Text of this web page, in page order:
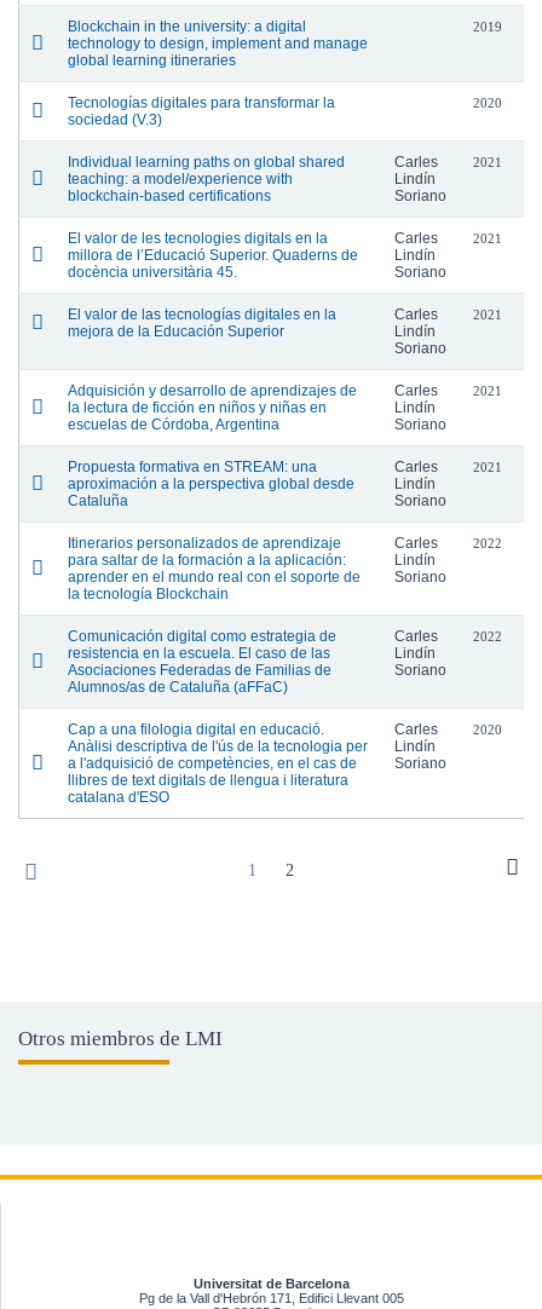
Blockchain in the university: a digital
technology to design, implement and manage
global learning itineraries
2019
Tecnologías digitales para transformar la
sociedad (V.3)
2020
Individual learning paths on global shared
teaching: a model/experience with
blockchain-based certifications
Carles
Lindín
Soriano
2021
El valor de les tecnologies digitals en la
millora de l’Educació Superior. Quaderns de
docència universitària 45.
Carles
Lindín
Soriano
2021
El valor de las tecnologías digitales en la
mejora de la Educación Superior
Carles
Lindín
Soriano
2021
Adquisición y desarrollo de aprendizajes de
la lectura de ficción en niños y niñas en
escuelas de Córdoba, Argentina
Carles
Lindín
Soriano
2021
Propuesta formativa en STREAM: una
aproximación a la perspectiva global desde
Cataluña
Carles
Lindín
Soriano
2021
Itinerarios personalizados de aprendizaje
para saltar de la formación a la aplicación:
aprender en el mundo real con el soporte de
la tecnología Blockchain
Carles
Lindín
Soriano
2022
Comunicación digital como estrategia de
resistencia en la escuela. El caso de las
Asociaciones Federadas de Familias de
Alumnos/as de Cataluña (aFFaC)
Carles
Lindín
Soriano
2022
Cap a una filologia digital en educació.
Anàlisi descriptiva de l'ús de la tecnologia per
a l'adquisició de competències, en el cas de
llibres de text digitals de llengua i literatura
catalana d'ESO
Carles
Lindín
Soriano
2020
1 2
Otros miembros de LMI
Universitat de Barcelona
Pg de la Vall d'Hebrón 171, Edifici Llevant 005